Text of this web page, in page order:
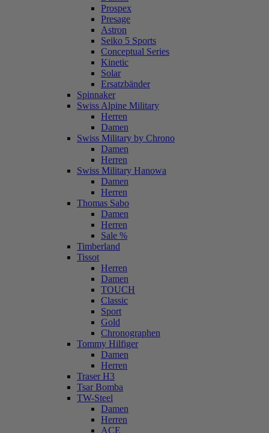
Prospex
Presage
Astron
Seiko 5 Sports
Conceptual Series
Kinetic
Solar
Ersatzbänder
Spinnaker
Swiss Alpine Military
Herren
Damen
Swiss Military by Chrono
Damen
Herren
Swiss Military Hanowa
Damen
Herren
Thomas Sabo
Damen
Herren
Sale %
Timberland
Tissot
Herren
Damen
TOUCH
Classic
Sport
Gold
Chronographen
Tommy Hilfiger
Damen
Herren
Traser H3
Tsar Bomba
TW-Steel
Damen
Herren
ACE